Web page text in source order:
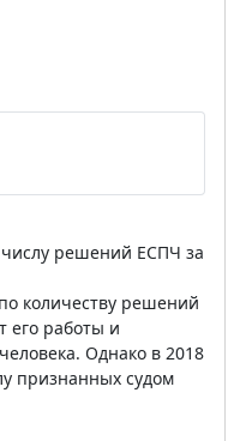
числу решений ЕСПЧ за
количеству решений
его работы и
Однако в 2018
признанных судом